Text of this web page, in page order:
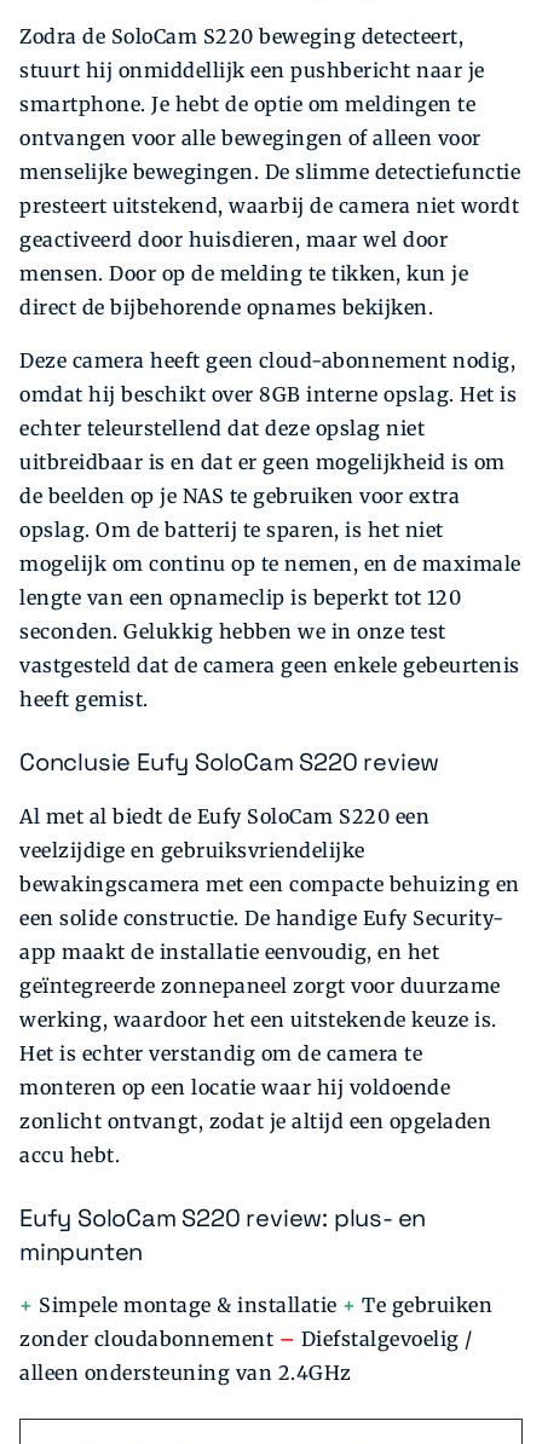
Zodra de SoloCam S220 beweging detecteert,
stuurt hij onmiddellijk een pushbericht naar je
smartphone. Je hebt de optie om meldingen te
ontvangen voor alle bewegingen of alleen voor
menselijke bewegingen. De slimme detectiefunctie
presteert uitstekend, waarbij de camera niet wordt
geactiveerd door huisdieren, maar wel door
mensen. Door op de melding te tikken, kun je
direct de bijbehorende opnames bekijken.
Deze camera heeft geen cloud-abonnement nodig,
omdat hij beschikt over 8GB interne opslag. Het is
echter teleurstellend dat deze opslag niet
uitbreidbaar is en dat er geen mogelijkheid is om
de beelden op je NAS te gebruiken voor extra
opslag. Om de batterij te sparen, is het niet
mogelijk om continu op te nemen, en de maximale
lengte van een opnameclip is beperkt tot 120
seconden. Gelukkig hebben we in onze test
vastgesteld dat de camera geen enkele gebeurtenis
heeft gemist.
Conclusie Eufy SoloCam S220 review
Al met al biedt de Eufy SoloCam S220 een
veelzijdige en gebruiksvriendelijke
bewakingscamera met een compacte behuizing en
een solide constructie. De handige Eufy Security-
app maakt de installatie eenvoudig, en het
geïntegreerde zonnepaneel zorgt voor duurzame
werking, waardoor het een uitstekende keuze is.
Het is echter verstandig om de camera te
monteren op een locatie waar hij voldoende
zonlicht ontvangt, zodat je altijd een opgeladen
accu hebt.
Eufy SoloCam S220 review: plus- en
minpunten
+ Simpele montage & installatie + Te gebruiken
zonder cloudabonnement – Diefstalgevoelig /
alleen ondersteuning van 2.4GHz